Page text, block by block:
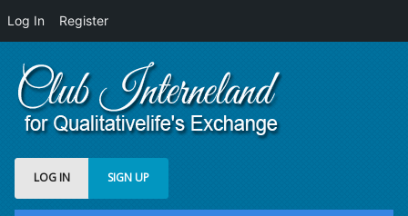
Log In Register
LOG IN SIGN UP